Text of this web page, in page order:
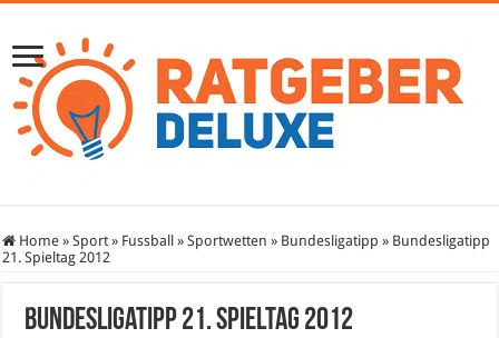
Home » Sport » Fussball » Sportwetten » Bundesligatipp » Bundesligatipp
21. Spieltag 2012
Bundesligatipp 21. Spieltag 2012